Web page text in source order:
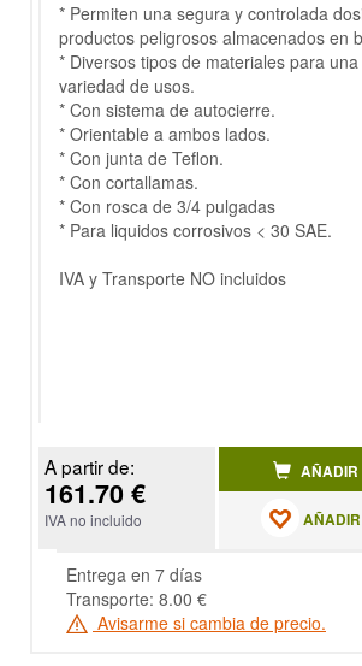
* Permiten una segura y controlada
productos peligrosos almacenados en
* Diversos tipos de materiales para
variedad de usos.
* Con sistema de autocierre.
* Orientable a ambos lados.
* Con junta de Teflon.
* Con cortallamas.
* Con rosca de 3/4 pulgadas
* Para liquidos corrosivos < 30 SAE.
IVA y Transporte NO incluidos
A partir de:
161.70 €
IVA no incluido
AÑADIR
AÑADIR
Entrega en 7 días
Transporte: 8.00 €
Avisarme si cambia de precio.